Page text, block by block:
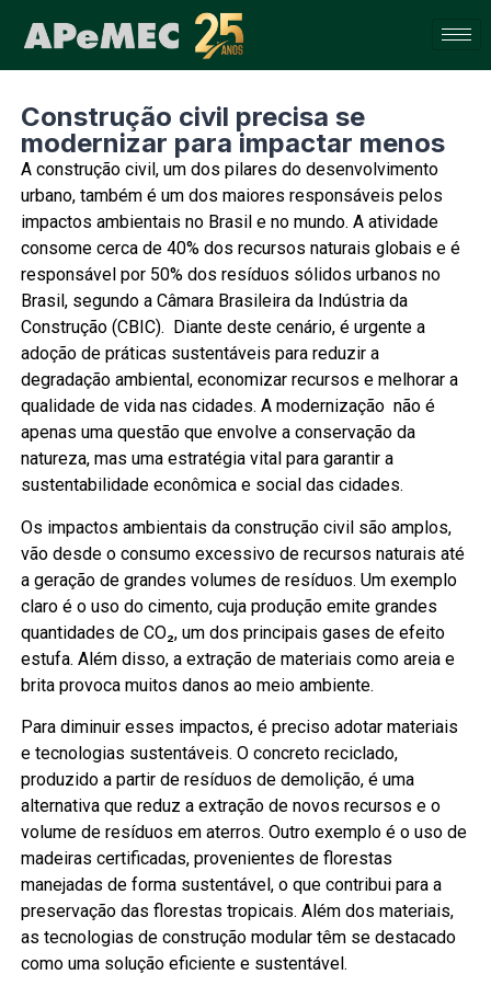
Construção civil precisa se
modernizar para impactar menos
A construção civil, um dos pilares do desenvolvimento
urbano, também é um dos maiores responsáveis pelos
impactos ambientais no Brasil e no mundo. A atividade
consome cerca de 40% dos recursos naturais globais e é
responsável por 50% dos resíduos sólidos urbanos no
Brasil, segundo a Câmara Brasileira da Indústria da
Construção (CBIC). Diante deste cenário, é urgente a
adoção de práticas sustentáveis para reduzir a
degradação ambiental, economizar recursos e melhorar a
qualidade de vida nas cidades. A modernização não é
apenas uma questão que envolve a conservação da
natureza, mas uma estratégia vital para garantir a
sustentabilidade econômica e social das cidades.
Os impactos ambientais da construção civil são amplos,
vão desde o consumo excessivo de recursos naturais até
a geração de grandes volumes de resíduos. Um exemplo
claro é o uso do cimento, cuja produção emite grandes
quantidades de CO₂, um dos principais gases de efeito
estufa. Além disso, a extração de materiais como areia e
brita provoca muitos danos ao meio ambiente.
Para diminuir esses impactos, é preciso adotar materiais
e tecnologias sustentáveis. O concreto reciclado,
produzido a partir de resíduos de demolição, é uma
alternativa que reduz a extração de novos recursos e o
volume de resíduos em aterros. Outro exemplo é o uso de
madeiras certificadas, provenientes de florestas
manejadas de forma sustentável, o que contribui para a
preservação das florestas tropicais. Além dos materiais,
as tecnologias de construção modular têm se destacado
como uma solução eficiente e sustentável.